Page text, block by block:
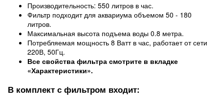
Производительность: 550 литров в час.
Фильтр подходит для аквариума объемом 50 - 180
литров.
Максимальная высота подъема воды 0.8 метра.
Потребляемая мощность 8 Ватт в час, работает от сети
220В, 50Гц.
Все свойства фильтра смотрите в вкладке
«Характеристики».
В комплект с фильтром входит: